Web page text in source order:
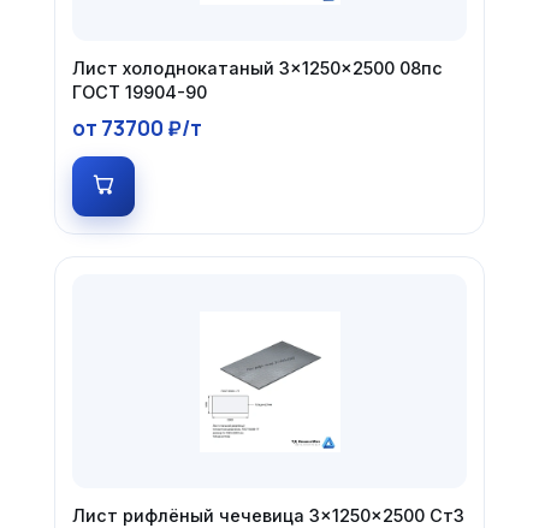
Лист холоднокатаный 3×1250×2500 08пс
ГОСТ 19904-90
от 73700 ₽/т
Лист рифлёный чечевица 3×1250×2500 Ст3